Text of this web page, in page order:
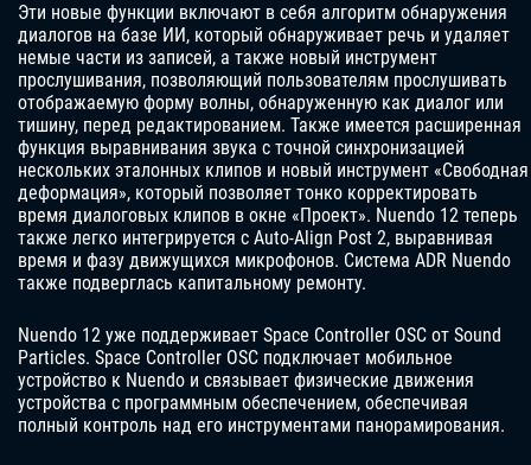
Эти новые функции включают в себя алгоритм обнаружения
диалогов на базе ИИ, который обнаруживает речь и удаляет
немые части из записей, а также новый инструмент
прослушивания, позволяющий пользователям прослушивать
отображаемую форму волны, обнаруженную как диалог или
тишину, перед редактированием. Также имеется расширенная
функция выравнивания звука с точной синхронизацией
нескольких эталонных клипов и новый инструмент «Свободная
деформация», который позволяет тонко корректировать
время диалоговых клипов в окне «Проект». Nuendo 12 теперь
также легко интегрируется с Auto-Align Post 2, выравнивая
время и фазу движущихся микрофонов. Система ADR Nuendo
также подверглась капитальному ремонту.
Nuendo 12 уже поддерживает Space Controller OSC от Sound
Particles. Space Controller OSC подключает мобильное
устройство к Nuendo и связывает физические движения
устройства с программным обеспечением, обеспечивая
полный контроль над его инструментами панорамирования.